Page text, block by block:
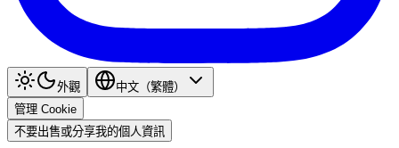
外觀
中文（繁體）
管理 Cookie
不要出售或分享我的個人資訊